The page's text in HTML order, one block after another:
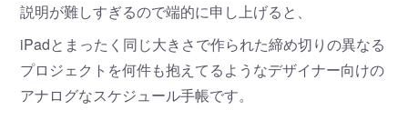
説明が難しすぎるので端的に申し上げると、
iPadとまったく同じ大きさで作られた締め切りの異なる
プロジェクトを何件も抱えてるようなデザイナー向けの
アナログなスケジュール手帳です。